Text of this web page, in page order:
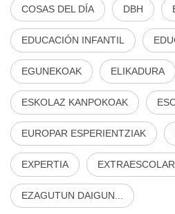
COSAS DEL DÍA DBH
EDUCACIÓN INFANTIL
EGUNEKOAK ELIKADURA
ESKOLAZ KANPOKOAK
EUROPAR ESPERIENTZIAK
EXPERTIA
EZAGUTUN DAIGUN...